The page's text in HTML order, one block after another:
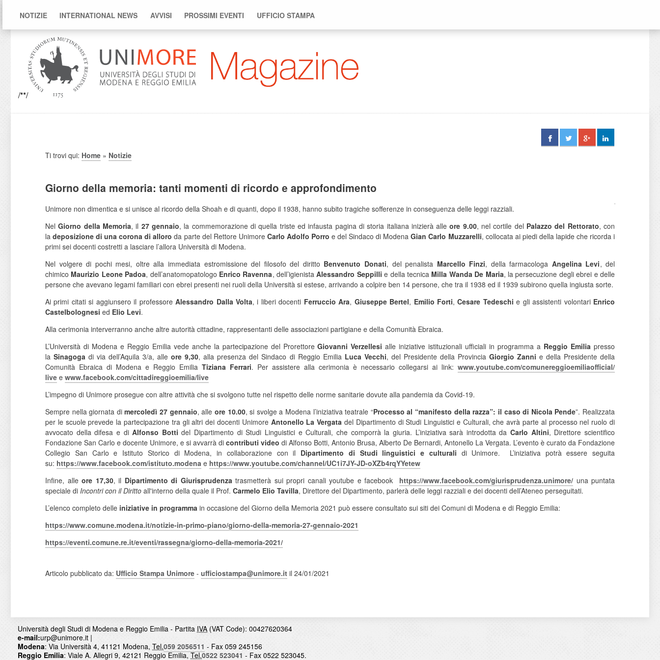
NOTIZIE INTERNATIONAL NEWS AVVISI PROSSIMI EVENTI UFFICIO STAMPA
/**/
Ti trovi qui: Home » Notizie
Giorno della memoria: tanti momenti di ricordo e approfondimento
Unimore non dimentica e si unisce al ricordo della Shoah e di quanti, dopo il 1938, hanno subito tragiche sofferenze in conseguenza delle leggi razziali.
NelGiorno della Memoria, il 27 gennaio, la commemorazione di quella triste ed infausta pagina di storia italiana inizierà alleore 9.00, nel cortile del Palazzo del Rettorato, con
ladeposizione di una corona di alloro da parte del Rettore Unimore Carlo Adolfo Porro e del Sindaco di ModenaGian Carlo Muzzarelli, collocata ai piedi della lapide che ricorda i
primi sei docenti costretti a lasciare l’allora Università di Modena.
Nel volgere di pochi mesi, oltre alla immediata estromissione del filosofo del diritto Benvenuto Donati, del penalista Marcello Finzi, della farmacologa Angelina Levi, del
chimico Maurizio Leone Padoa, dell’anatomopatologo Enrico Ravenna, dell’igienistaAlessandro Seppilli e della tecnica Milla Wanda De Maria, la persecuzione degli ebrei e delle
persone che avevano legami familiari con ebrei presenti nei ruoli della Università si estese, arrivando a colpire ben 14 persone, che tra il 1938 ed il 1939 subirono quella ingiusta sorte.
Ai primi citati si aggiunsero il professoreAlessandro Dalla Volta, i liberi docenti Ferruccio Ara, Giuseppe Bertel, Emilio Forti,Cesare Tedeschi e gli assistenti volontari Enrico
Castelbolognesi ed Elio Levi.
Alla cerimonia interverranno anche altre autorità cittadine, rappresentanti delle associazioni partigiane e della Comunità Ebraica.
L’Università di Modena e Reggio Emilia vede anche la partecipazione del ProrettoreGiovanni Verzellesi alle iniziative istituzionali ufficiali in programma a Reggio Emiliapresso
laSinagogadi via dell’Aquila 3/a, alleore 9,30, alla presenza del Sindaco di Reggio Emilia Luca Vecchi, del Presidente della Provincia Giorgio Zanni e della Presidente della
Comunità Ebraica di Modena e Reggio Emilia Tiziana Ferrari. Per assistere alla cerimonia è necessario collegarsi ai link: www.youtube.com/comunereggioemiliaofficial/
live e www.facebook.com/cittadireggioemilia/live
L’impegno di Unimore prosegue con altre attività che si svolgono tutte nel rispetto delle norme sanitarie dovute alla pandemia da Covid-19.
Sempre nella giornata dimercoledì 27 gennaio, alle ore 10.00, si svolge a Modena l’iniziativa teatrale “Processo al “manifesto della razza”: il caso di Nicola Pende”. Realizzata
per le scuole prevede la partecipazione tra gli altri dei docenti Unimore Antonello La Vergata del Dipartimento di Studi Linguistici e Culturali, che avrà parte al processo nel ruolo di
avvocato della difesa e diAlfonso Bottidel Dipartimento di Studi Linguistici e Culturali, che comporrà la giuria. L’iniziativa sarà introdotta daCarlo Altini, Direttore scientifico
Fondazione San Carlo e docente Unimore, e si avvarrà di contributi video di Alfonso Botti, Antonio Brusa, Alberto De Bernardi, Antonello La Vergata. L’evento è curato da Fondazione
Collegio San Carlo e Istituto Storico di Modena, in collaborazione con il Dipartimento di Studi linguistici e culturali di Unimore. L’iniziativa potrà essere seguita
su: https://www.facebook.com/istituto.modena e https://www.youtube.com/channel/UC1i7JY-JD-oXZb4rqYYetew
Infine, alle ore 17,30, il Dipartimento di Giurisprudenza trasmetterà sui propri canali youtube e facebook https://www.facebook.com/giurisprudenza.unimore/ una puntata
speciale di Incontri con il Diritto all'interno della quale il Prof. Carmelo Elio Tavilla, Direttore del Dipartimento, parlerà delle leggi razziali e dei docenti dell’Ateneo perseguitati.
L’elenco completo delle iniziative in programma in occasione del Giorno della Memoria 2021 può essere consultato sui siti dei Comuni di Modena e di Reggio Emilia:
https://www.comune.modena.it/notizie-in-primo-piano/giorno-della-memoria-27-gennaio-2021
https://eventi.comune.re.it/eventi/rassegna/giorno-della-memoria-2021/
Articolo pubblicato da: Ufficio Stampa Unimore - ufficiostampa@unimore.it il 24/01/2021
Università degli Studi di Modena e Reggio Emilia - Partita IVA (VAT Code): 00427620364
e-mail:urp@unimore.it |
Modena: Via Università 4, 41121 Modena, Tel.059 2056511 - Fax 059 245156
Reggio Emilia: Viale A. Allegri 9, 42121 Reggio Emilia,Tel.0522 523041 - Fax 0522 523045.